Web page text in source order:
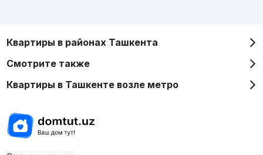
Квартиры в районах Ташкента
Смотрите также
Квартиры в Ташкенте возле метро